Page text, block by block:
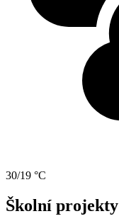
30/19 °C
Školní projekty